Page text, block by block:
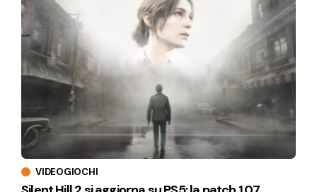
VIDEOGIOCHI